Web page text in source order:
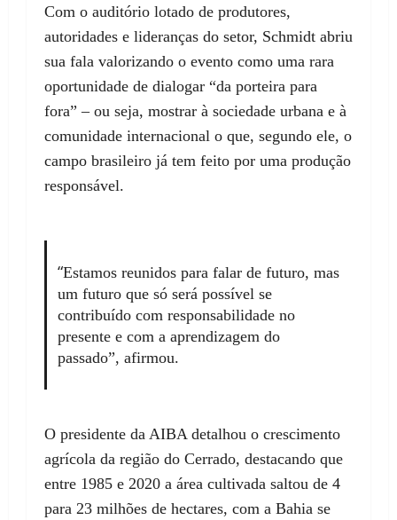
Com o auditório lotado de produtores,
autoridades e lideranças do setor, Schmidt abriu
sua fala valorizando o evento como uma rara
oportunidade de dialogar “da porteira para
fora” – ou seja, mostrar à sociedade urbana e à
comunidade internacional o que, segundo ele, o
campo brasileiro já tem feito por uma produção
responsável.
“Estamos reunidos para falar de futuro, mas
um futuro que só será possível se
contribuído com responsabilidade no
presente e com a aprendizagem do
passado”, afirmou.
O presidente da AIBA detalhou o crescimento
agrícola da região do Cerrado, destacando que
entre 1985 e 2020 a área cultivada saltou de 4
para 23 milhões de hectares, com a Bahia se